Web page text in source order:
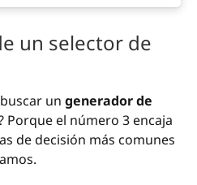
un selector de
un generador de
Porque el número 3 encaja
de decisión más comunes